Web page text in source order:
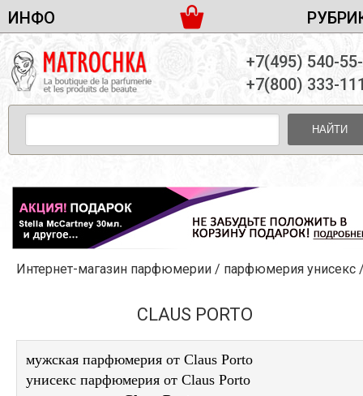
ИНФО
ДОСТАВКА И ОПЛАТА
ПАРТНЕРСТВО
КОНТАКТЫ
ЖЕНСКАЯ ПАРФЮМЕРИЯ
МУЖСКАЯ ПАРФЮМЕРИЯ
УНИСЕКС ПАРФЮМЕРИЯ
ЖЕНСКИЕ НАБОРЫ
МУЖСКИЕ НАБОРЫ
УНИСЕКС НАБОРЫ
УХОД ЗА ЛИЦОМ
УХОД ЗА ТЕЛОМ
ДЕКОРАТИВНАЯ КОСМЕТИКА
+7(495) 540-
+7(800) 333-
НАЙТИ
Интернет-магазин парфюмерии / парфюмерия унисекс
CLAUS PORTO
мужская парфюмерия от Claus Porto
унисекс парфюмерия от Claus Porto